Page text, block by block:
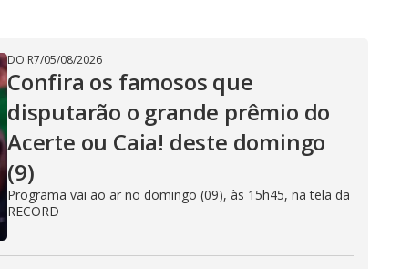
DO R7/05/08/2026
Confira os famosos que
disputarão o grande prêmio do
Acerte ou Caia! deste domingo
(9)
Programa vai ao ar no domingo (09), às 15h45, na tela da
RECORD